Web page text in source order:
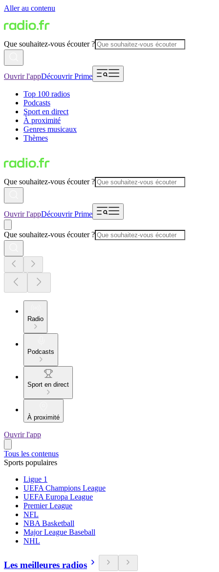
Aller au contenu
Que souhaitez-vous écouter ?
Ouvrir l'appDécouvrir Prime
Top 100 radios
Podcasts
Sport en direct
À proximité
Genres musicaux
Thèmes
Que souhaitez-vous écouter ?
Ouvrir l'appDécouvrir Prime
Que souhaitez-vous écouter ?
Radio
Podcasts
Sport en direct
À proximité
Ouvrir l'app
Tous les contenus
Sports populaires
Ligue 1
UEFA Champions League
UEFA Europa League
Premier League
NFL
NBA Basketball
Major League Baseball
NHL
Les meilleures radios